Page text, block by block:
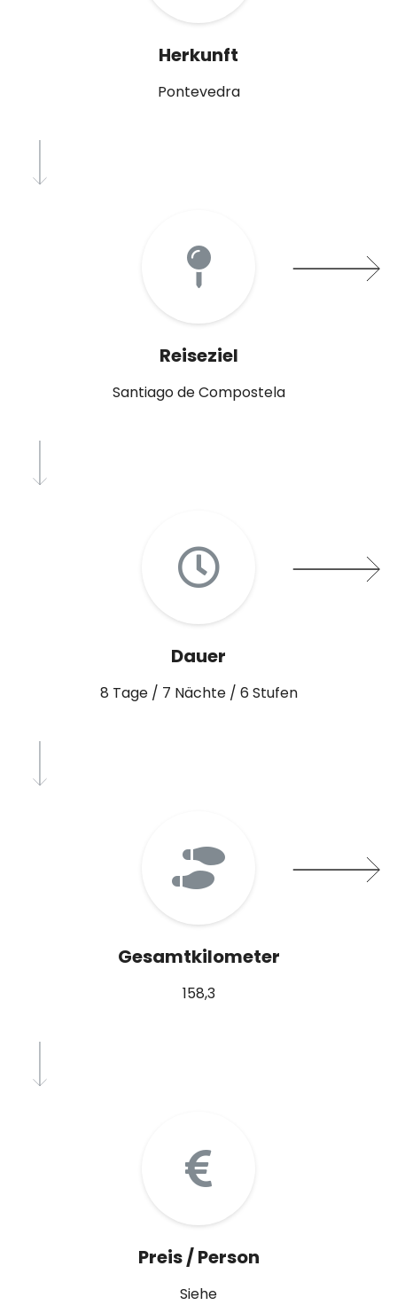
Herkunft
Pontevedra
Reiseziel
Santiago de Compostela
Dauer
8 Tage / 7 Nächte / 6 Stufen
Gesamtkilometer
158,3
Preis / Person
Siehe